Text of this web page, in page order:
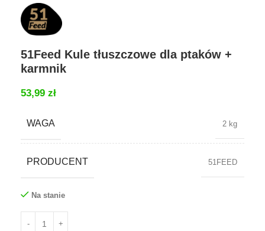
51Feed Kule tłuszczowe dla ptaków +
karmnik
53,99 zł
WAGA 2 kg
PRODUCENT 51FEED
Na stanie